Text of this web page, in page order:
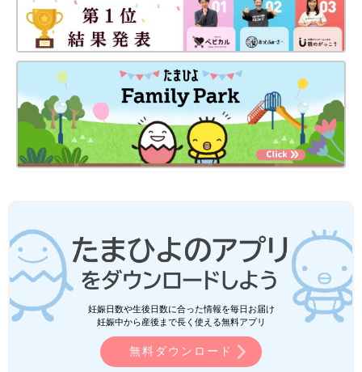
妊娠日数や生後日数に合った情報を毎日お届け
妊娠中から産後まで長く使える無料アプリ
無料ダウンロード